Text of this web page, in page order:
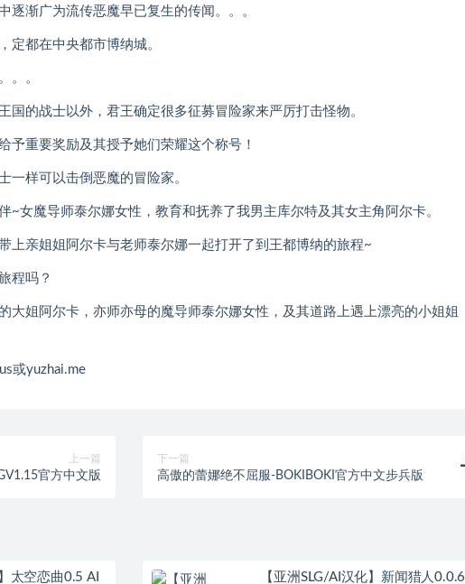
逐渐广为流传恶魔早已复生的传闻。。。
定都在中央都市博纳城。
。。
国的战士以外，君王确定很多征募冒险家来严厉打击怪物。
予重要奖励及其授予她们荣耀这个称号！
一样可以击倒恶魔的冒险家。
~女魔导师泰尔娜女性，教育和抚养了我男主库尔特及其女主角阿尔卡。
上亲姐姐阿尔卡与老师泰尔娜一起打开了到王都博纳的旅程~
程吗？
大姐阿尔卡，亦师亦母的魔导师泰尔娜女性，及其道路上遇上漂亮的小姐姐
或yuzhai.me
上一篇
官方中文版
下一篇
高傲的蕾娜绝不屈服-BOKIBOKI官方中文步兵版
太空恋曲0.5 AI 【亚洲SLG/AI汉化】新闻猎人0.0.6